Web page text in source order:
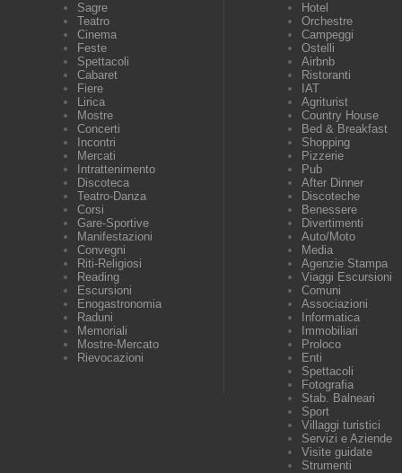
Sagre
Teatro
Cinema
Feste
Spettacoli
Cabaret
Fiere
Lirica
Mostre
Concerti
Incontri
Mercati
Intrattenimento
Discoteca
Teatro-Danza
Corsi
Gare-Sportive
Manifestazioni
Convegni
Riti-Religiosi
Reading
Escursioni
Enogastronomia
Raduni
Memoriali
Mostre-Mercato
Rievocazioni
Hotel
Orchestre
Campeggi
Ostelli
Airbnb
Ristoranti
IAT
Agriturist
Country House
Bed & Breakfast
Shopping
Pizzerie
Pub
After Dinner
Discoteche
Benessere
Divertimenti
Auto/Moto
Media
Agenzie Stampa
Viaggi Escursioni
Comuni
Associazioni
Informatica
Immobiliari
Proloco
Enti
Spettacoli
Fotografia
Stab. Balneari
Sport
Villaggi turistici
Servizi e Aziende
Visite guidate
Strumenti